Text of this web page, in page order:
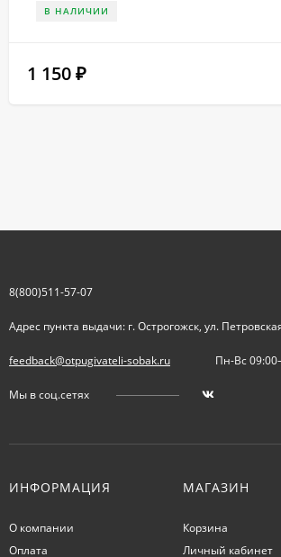
В НАЛИЧИИ
1 150 ₽
8(800)511-57-07
Адрес пункта выдачи: г. Острогожск, ул.
feedback@otpugivateli-sobak.ru Пн-Вс
Мы в соц.сетях
ИНФОРМАЦИЯ
О компании
Оплата
МАГАЗИН
Корзина
Личный кабинет